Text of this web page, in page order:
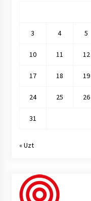
3 4 5
10 11 12
17 18 19
24 25 26
31
« Uzt